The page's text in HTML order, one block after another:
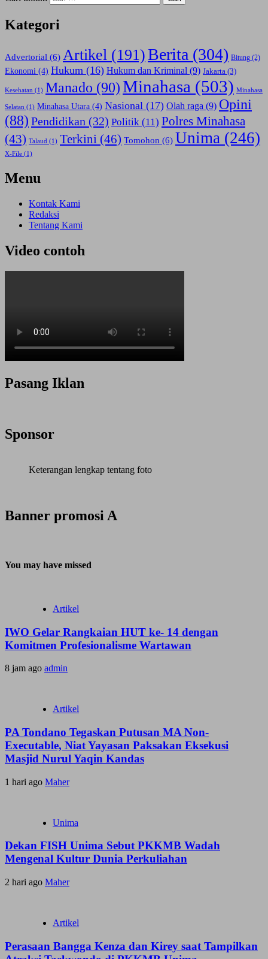
Kategori
Advertorial (6) Artikel (191)Berita (304) Bitung (2)
Ekonomi (4) Hukum (16) Hukum dan Kriminal (9) Jakarta (3)
Kesehatan (1) Manado (90) Minahasa (503) Minahasa
Selatan (1) Minahasa Utara (4) Nasional (17) Olah raga (9) Opini
(88) Pendidikan (32) Politik (11) Polres Minahasa
(43) Talaud (1) Terkini (46) Tomohon (6) Unima (246)
X-File (1)
Menu
Kontak Kami
Redaksi
Tentang Kami
Video contoh
Pasang Iklan
Sponsor
Keterangan lengkap tentang foto
Banner promosi A
You may have missed
Artikel
IWO Gelar Rangkaian HUT ke- 14 dengan
Komitmen Profesionalisme Wartawan
8 jam ago admin
Artikel
PA Tondano Tegaskan Putusan MA Non-
Executable, Niat Yayasan Paksakan Eksekusi
Masjid Nurul Yaqin Kandas
1 hari ago Maher
Unima
Dekan FISH Unima Sebut PKKMB Wadah
Mengenal Kultur Dunia Perkuliahan
2 hari ago Maher
Artikel
Perasaan Bangga Kenza dan Kirey saat Tampilkan